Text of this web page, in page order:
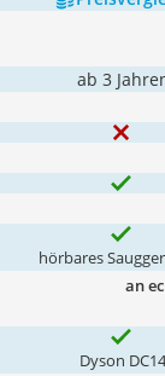
ab 3
hörbares
an
Dyson DC14